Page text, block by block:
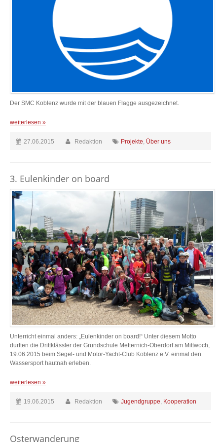
Der SMC Koblenz wurde mit der blauen Flagge ausgezeichnet.
weiterlesen »
27.06.2015 Redaktion Projekte, Über uns
3. Eulenkinder on board
Unterricht einmal anders: „Eulenkinder on board!“ Unter diesem Motto
durften die Drittklässler der Grundschule Metternich-Oberdorf am Mittwoch,
19.06.2015 beim Segel- und Motor-Yacht-Club Koblenz e.V. einmal den
Wassersport hautnah erleben.
weiterlesen »
19.06.2015 Redaktion Jugendgruppe, Kooperation
Osterwanderung